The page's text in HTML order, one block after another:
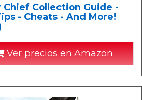
Chief Collection Guide -
- Cheats - And More!
Ver precios en Amazon